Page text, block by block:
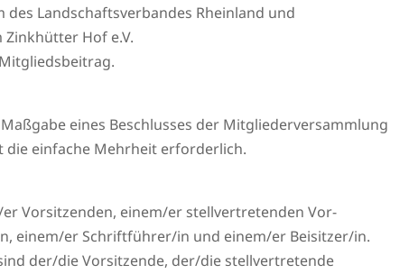
Landschaftsverbandes Rheinland und
Hof e.V.
eines Beschlusses der Mitgliederversammlung
die einfache Mehrheit erforderlich.
Vorsitzenden, einem/er stellvertretenden Vor-
einem/er Schriftführer/in und einem/er Beisitzer/in.
der/die Vorsitzende, der/die stellvertretende